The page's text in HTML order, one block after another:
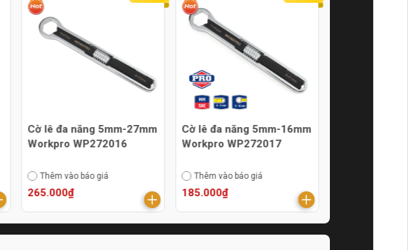
Cờ lê đa năng 5mm-27mm
Workpro WP272016
Thêm vào báo giá
265.000₫
Cờ lê đa năng 5mm-16mm
Workpro WP272017
Thêm vào báo giá
185.000₫